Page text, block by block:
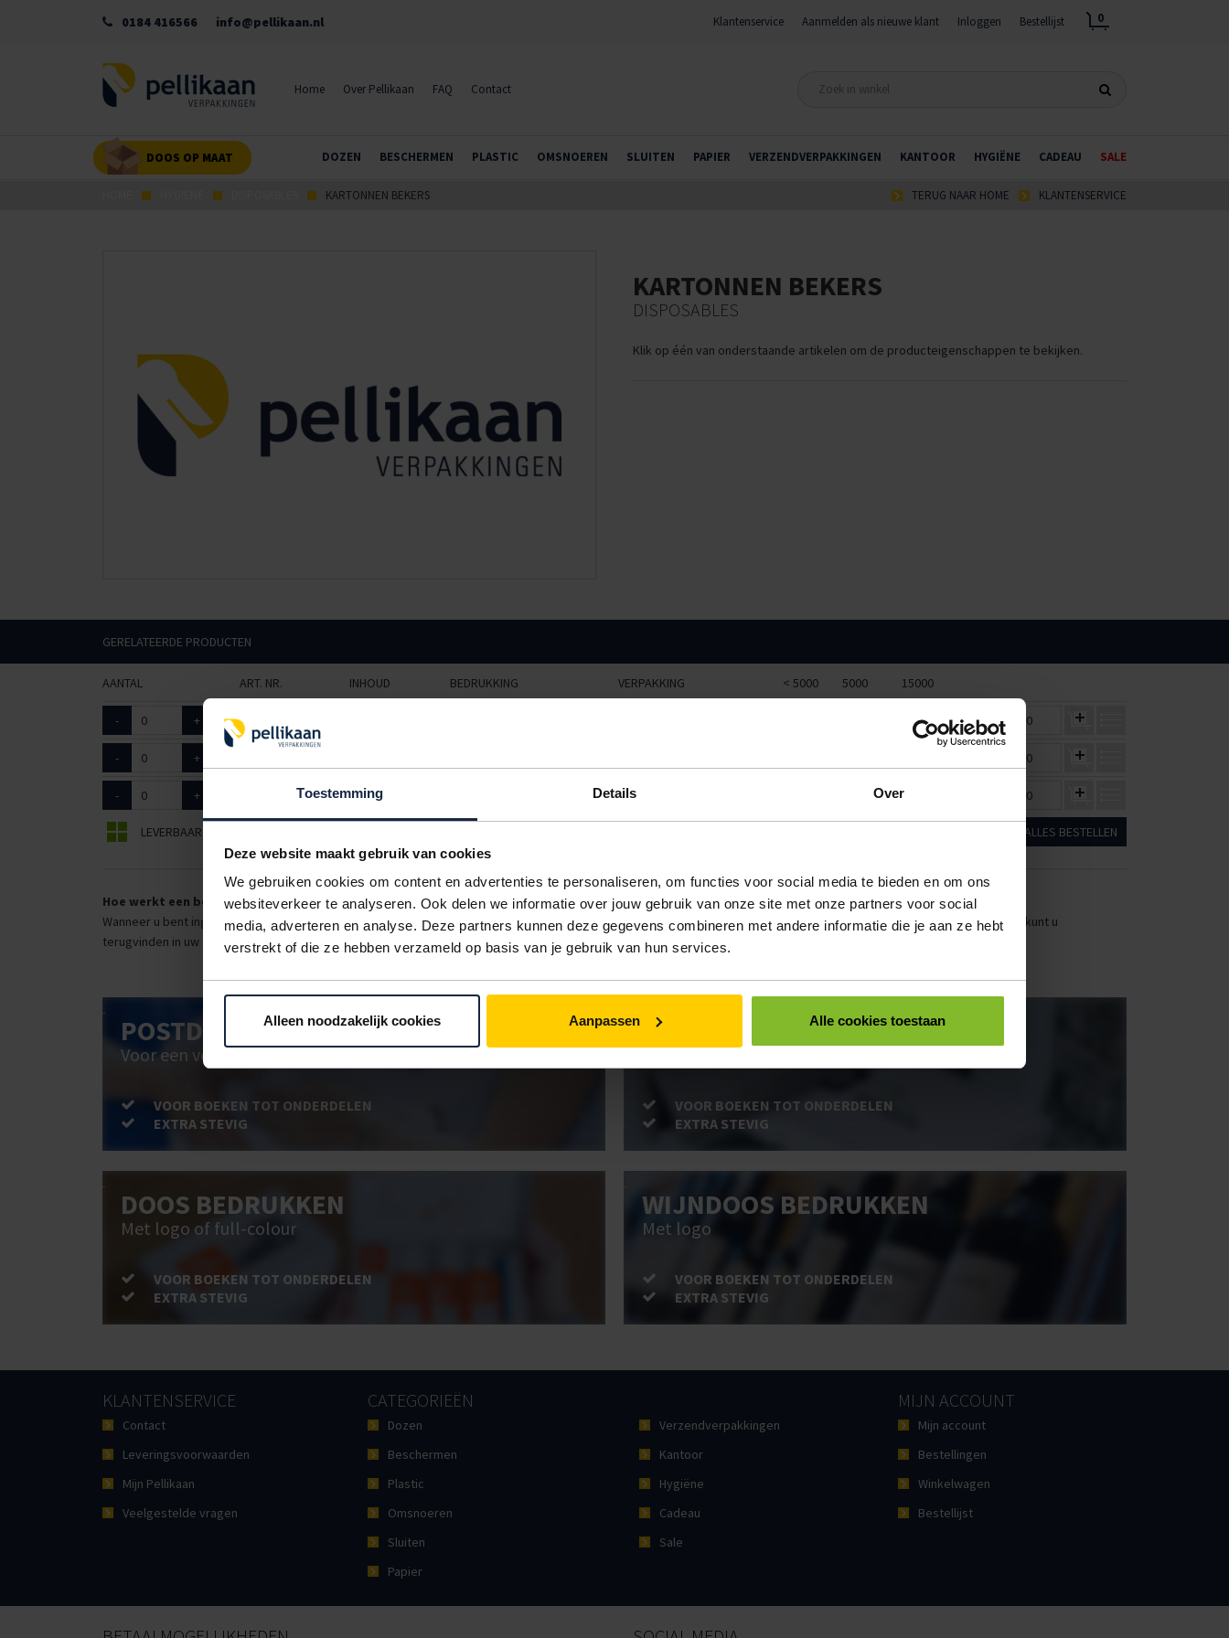
Toestemming Details Over
Deze website maakt gebruik van cookies
We gebruiken cookies om content en advertenties te personaliseren, om functies voor social media te bieden en om ons
websiteverkeer te analyseren. Ook delen we informatie over jouw gebruik van onze site met onze partners voor social
media, adverteren en analyse. Deze partners kunnen deze gegevens combineren met andere informatie die je aan ze hebt
verstrekt of die ze hebben verzameld op basis van je gebruik van hun services.
Alleen noodzakelijk cookies Aanpassen Alle cookies toestaan
0184 416566 info@pellikaan.nl Klantenservice Aanmelden als nieuwe klant Inloggen Bestellijst 0
Home Over Pellikaan FAQ Contact
DOZEN BESCHERMEN PLASTIC OMSNOEREN SLUITEN PAPIER VERZENDVERPAKKINGEN KANTOOR HYGIËNE CADEAU SALE
DOOS OP MAAT
KARTONNEN BEKERS KLANTENSERVICE
TERUG NAAR HOME
KARTONNEN BEKERS
DISPOSABLES
Klik op één van onderstaande artikelen om de producteigenschappen te bekijken.
GERELATEERDE PRODUCTEN
AANTAL ART. NR. INHOUD BEDRUKKING VERPAKKING < 5000 5000 15000
- + 9802115 €38,54 €0,00
- + €0,00
- + 177cc 1000 stuks €62,72 €58,52 €0,00
LEVERBAAR ALLES BESTELLEN
Hoe werkt een bestellijst?
Wanneer u bent ingelogd, kunt u een eigen bestellijst maken. Gebruik bestel- en offertelijsten om eenvoudig en snel producten te bestellen. Uw bestel- en offertelijsten kunt u
terugvinden in uw account. Dat pakt altijd goed uit voor uw administratie!
POSTDOOS BEDRUKKEN
Voor een veilige verzending
VOOR BOEKEN TOT ONDERDELEN
EXTRA STEVIG
BRIEVENBUSDOOS BEDRUKKEN
Post stevig verpakt
VOOR BOEKEN TOT ONDERDELEN
EXTRA STEVIG
DOOS BEDRUKKEN
Met logo of full-colour
VOOR BOEKEN TOT ONDERDELEN
EXTRA STEVIG
WIJNDOOS BEDRUKKEN
Met logo
VOOR BOEKEN TOT ONDERDELEN
EXTRA STEVIG
KLANTENSERVICE
Contact
Leveringsvoorwaarden
Mijn Pellikaan
Veelgestelde vragen
CATEGORIEËN
Dozen
Beschermen
Plastic
Omsnoeren
Sluiten
Papier
Verzendverpakkingen
Kantoor
Hygiëne
Cadeau
Sale
MIJN ACCOUNT
Mijn account
Bestellingen
Winkelwagen
Bestellijst